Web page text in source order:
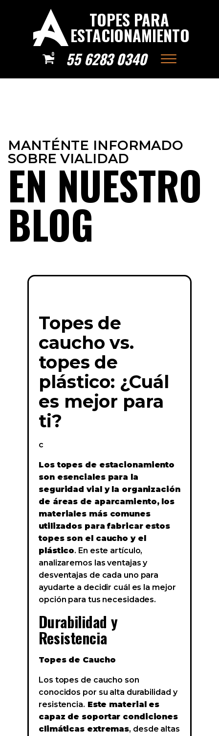
TOPES PARA
ESTACIONAMIENTO
0 55 6283 0340
MANTÉNTE INFORMADO
SOBRE VIALIDAD
EN NUESTRO
BLOG
Topes de
caucho vs.
topes de
plástico: ¿Cuál
es mejor para
ti?
c
Los topes de estacionamiento
son esenciales para la
seguridad vial y la organización
de áreas de aparcamiento, los
materiales más comunes
utilizados para fabricar estos
topes son el caucho y el
plástico. En este artículo,
analizaremos las ventajas y
desventajas de cada uno para
ayudarte a decidir cuál es la mejor
opción para tus necesidades.
Durabilidad y
Resistencia
Topes de Caucho
Los topes de caucho son
conocidos por su alta durabilidad y
resistencia. Este material es
capaz de soportar condiciones
climáticas extremas, desde altas